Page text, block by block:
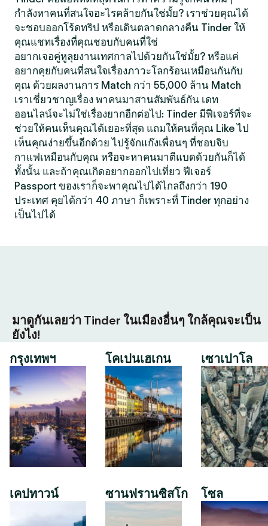
กำลังหาคนที่สนใจอะไรคล้ายกันใช่มั้ย? เราช่วยคุณได้
จะชอบออกโร้ดทริป หรือเดินตลาดกลางคืน Tinder ให้
คุณแชทเรื่องที่คุณชอบกับคนที่ใช่
อยากเจอคู่หูลุยงานเทศกาลไปด้วยกันใช่มั้ย? หรือแค่
อยากคุยกับคนที่สนใจเรื่องภาวะโลกร้อนเหมือนกันกับ
คุณ ด้วยผลงานการ Match กว่า 55,000 ล้าน Match
เราเชี่ยวชาญเรื่อง พาคนมาสานสัมพันธ์กัน เดท
ออนไลน์จะไม่ใช่เรื่องยากอีกต่อไป: Tinder มีฟีเจอร์ที่จะ
ช่วยให้คนเห็นคุณได้เยอะที่สุด แถมให้คนที่คุณ Like ไป
เห็นคุณง่ายขึ้นอีกด้วย ไปรู้จักแก๊งเพื่อนๆ ที่ชอบจิบ
กาแฟเหมือนกับคุณ หรือจะหาคนมาตีแบดด้วยกันก็ได้
ทั้งนั้น และถ้าคุณเกิดอยากออกไปเที่ยว ฟีเจอร์
Passport ของเราก็จะพาคุณไปได้ไกลถึงกว่า 190
ประเทศ คุยได้กว่า 40 ภาษา ก็เพราะที่ Tinder ทุกอย่าง
เป็นไปได้
มาดูกันเลยว่า Tinder ในเมืองอื่นๆ ใกล้คุณจะเป็น
ยังไง!
กรุงเทพฯ
เคปทาวน์
โคเปนเฮเกน
ซานฟรานซิสโก
เซาเปาโล
โซล